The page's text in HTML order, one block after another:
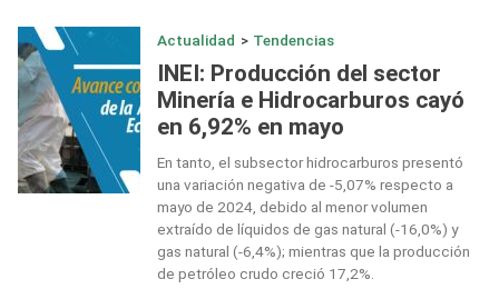
Actualidad > Tendencias
INEI: Producción del sector
Minería e Hidrocarburos cayó
en 6,92% en mayo
En tanto, el subsector hidrocarburos presentó
una variación negativa de -5,07% respecto a
mayo de 2024, debido al menor volumen
extraído de líquidos de gas natural (-16,0%) y
gas natural (-6,4%); mientras que la producción
de petróleo crudo creció 17,2%.